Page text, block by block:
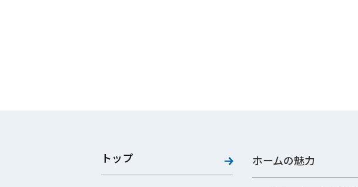
トップ ホームの魅力